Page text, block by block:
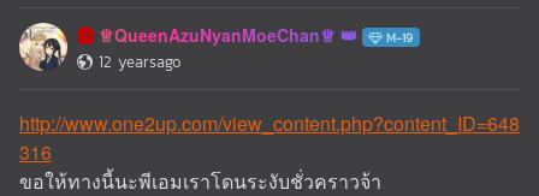
🅰️ ♕QueenAzuNyanMoeChan♕ M-19
12 yearsago
http://www.one2up.com/view_content.php?content_ID=648
316
ขอให้ทางนี้นะพีเอมเราโดนระงับชั่วคราวจ้า